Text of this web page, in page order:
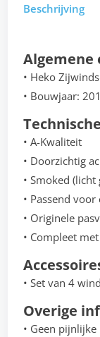
Beschrijving
Algemene
• Heko
• Bouwjaar:
• A-Kwaliteit
• Doorzichtig
• Smoked (licht
• Passend
• Originele
• Compleet
• Set van 4
Overige
• Geen